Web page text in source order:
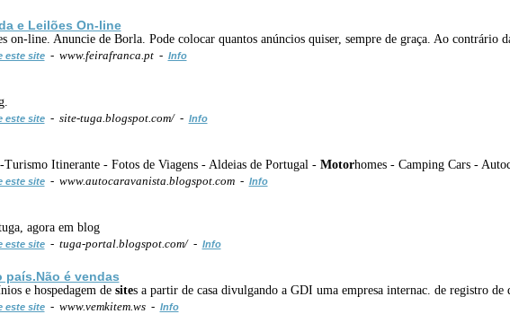
e Leilões On-line
on-line. Anuncie de Borla. Pode colocar quantos anúncios quiser, sempre de graça. Ao contrário
este site- www.feirafranca.pt - Info
este site- site-tuga.blogspot.com/ - Info
Itinerante - Fotos de Viagens - Aldeias de Portugal - Motorhomes - Camping Cars -
este site- www.autocaravanista.blogspot.com - Info
agora em blog
este site- tuga-portal.blogspot.com/ - Info
país.Não é vendas
e hospedagem de sites a partir de casa divulgando a GDI uma empresa internac. de registro de
este site- www.vemkitem.ws - Info